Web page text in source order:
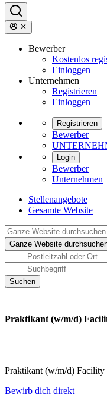
Bewerber
Kostenlos
Einloggen
Unternehmen
Registrieren
Einloggen
Registrieren
Bewerber
Login
Bewerber
Unternehmen
Stellenangebote
Gesamte Website
Praktikant (w/m/d)
Praktikant (w/m/d) Facility
Bewirb dich direkt